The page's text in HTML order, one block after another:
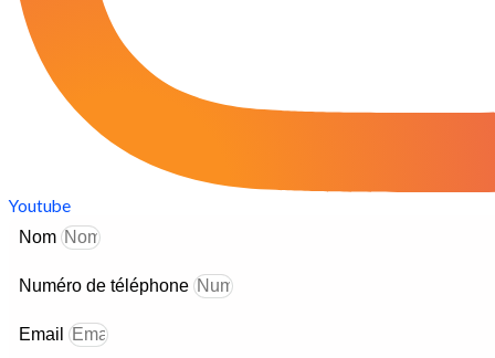
Youtube
Nom
Numéro de téléphone
Email